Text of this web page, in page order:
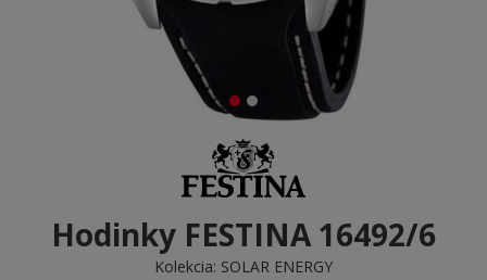
Hodinky FESTINA 16492/6
Kolekcia: SOLAR ENERGY